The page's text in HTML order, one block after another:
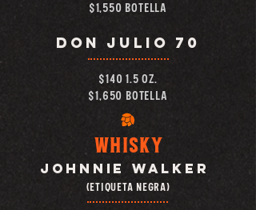
$1,550 botella
DON JULIO 70
$140 1.5 OZ.
$1,650 botella
WHISKY
JOHNNIE WALKER
(ETIQUETA NEGRA)